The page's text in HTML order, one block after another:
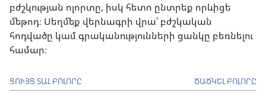
բժշկության ոլորտը, իսկ հետո ընտրեք որևիցե
մեթոդ։ Սեղմեք վերնագրի վրա՝ բժշկական
հոդվածը կամ գրականությունների ցանկը բեռնելու
համար։
ՑՈՒՅՑ ՏԱԼ ԲՈԼՈՐԸ ԾԱԾԿԵԼ ԲՈԼՈՐԸ